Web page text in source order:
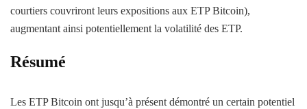
courtiers couvriront leurs expositions aux ETP Bitcoin),
augmentant ainsi potentiellement la volatilité des ETP.
Résumé
Les ETP Bitcoin ont jusqu’à présent démontré un certain potentiel